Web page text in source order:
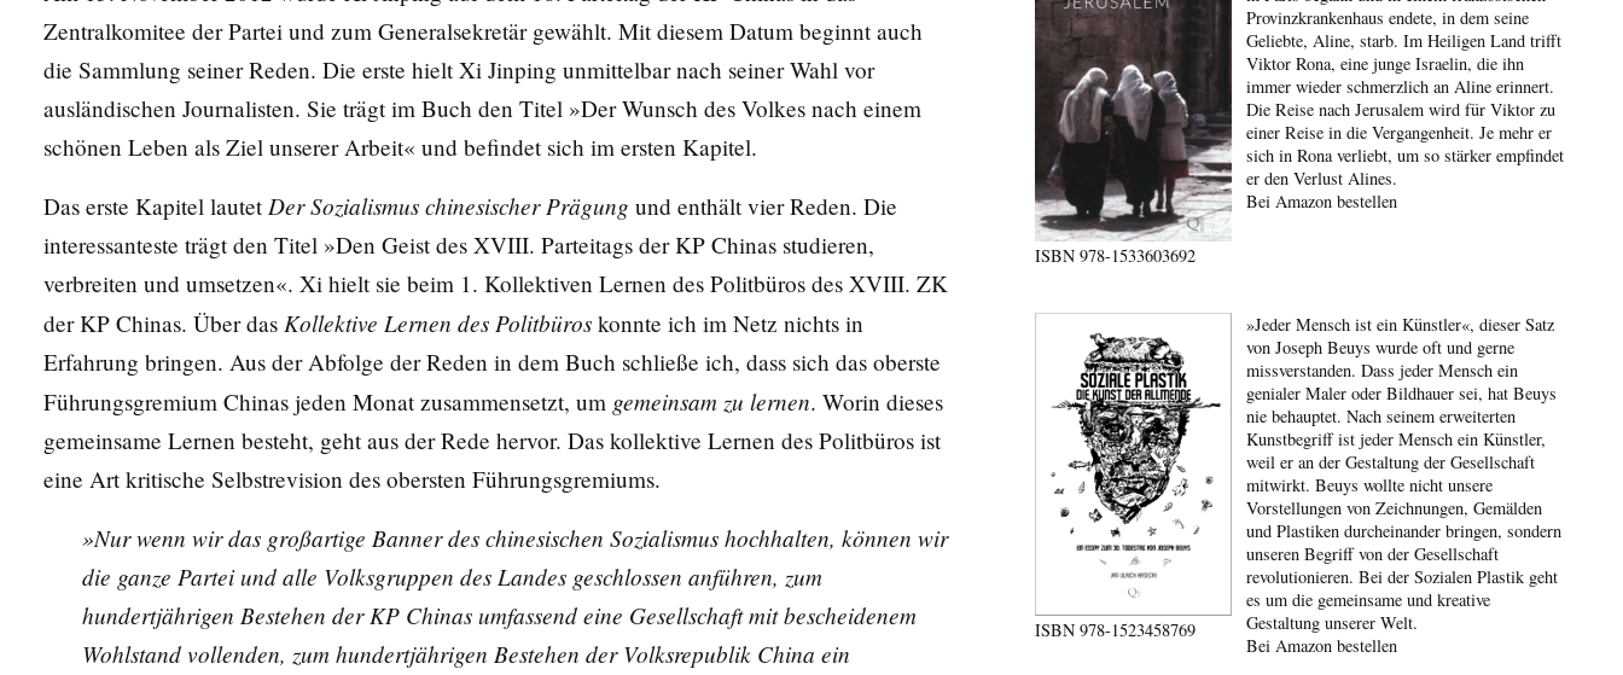
Zentralkomitee der Partei und zum Generalsekretär gewählt. Mit diesem Datum beginnt auch
die Sammlung seiner Reden. Die erste hielt Xi Jinping unmittelbar nach seiner Wahl vor
ausländischen Journalisten. Sie trägt im Buch den Titel »Der Wunsch des Volkes nach einem
schönen Leben als Ziel unserer Arbeit« und befindet sich im ersten Kapitel.
Das erste Kapitel lautetDer Sozialismus chinesischer Prägung und enthält vier Reden. Die
interessanteste trägt den Titel »Den Geist des XVIII. Parteitags der KP Chinas studieren,
verbreiten und umsetzen«. Xi hielt sie beim 1. Kollektiven Lernen des Politbüros des XVIII. ZK
der KP Chinas. Über das Kollektive Lernen des Politbüros konnte ich im Netz nichts in
Erfahrung bringen. Aus der Abfolge der Reden in dem Buch schließe ich, dass sich das oberste
Führungsgremium Chinas jeden Monat zusammensetzt, um gemeinsam zu lernen. Worin dieses
gemeinsame Lernen besteht, geht aus der Rede hervor. Das kollektive Lernen des Politbüros ist
eine Art kritische Selbstrevision des obersten Führungsgremiums.
»Nur wenn wir das großartige Banner des chinesischen Sozialismus hochhalten, können wir
die ganze Partei und alle Volksgruppen des Landes geschlossen anführen, zum
hundertjährigen Bestehen der KP Chinas umfassend eine Gesellschaft mit bescheidenem
Wohlstand vollenden, zum hundertjährigen Bestehen der Volksrepublik China ein
ISBN978-1533603692
Provinzkrankenhaus endete, in dem seine
Geliebte, Aline, starb. Im Heiligen Land trifft
Viktor Rona, eine junge Israelin, die ihn
immer wieder schmerzlich an Aline erinnert.
Die Reise nach Jerusalem wird für Viktor zu
einer Reise in die Vergangenheit. Je mehr er
sich in Rona verliebt, um so stärker empfindet
er den Verlust Alines.
Bei Amazon bestellen
ISBN978-1523458769
»Jeder Mensch ist ein Künstler«, dieser Satz
von Joseph Beuys wurde oft und gerne
missverstanden. Dass jeder Mensch ein
genialer Maler oder Bildhauer sei, hat Beuys
nie behauptet. Nach seinem erweiterten
Kunstbegriff ist jeder Mensch ein Künstler,
weil er an der Gestaltung der Gesellschaft
mitwirkt. Beuys wollte nicht unsere
Vorstellungen von Zeichnungen, Gemälden
und Plastiken durcheinander bringen, sondern
unseren Begriff von der Gesellschaft
revolutionieren. Bei der Sozialen Plastik geht
es um die gemeinsame und kreative
Gestaltung unserer Welt.
Bei Amazon bestellen